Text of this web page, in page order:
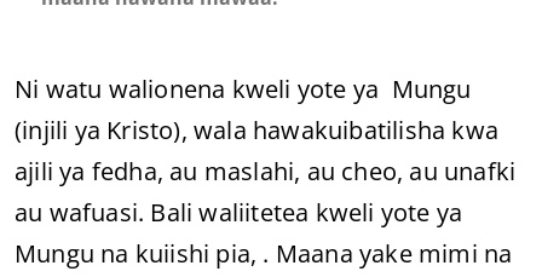
Ni watu walionena kweli yote ya Mungu
(injili ya Kristo), wala hawakuibatilisha kwa
ajili ya fedha, au maslahi, au cheo, au unafki
au wafuasi. Bali waliitetea kweli yote ya
Mungu na kuiishi pia, . Maana yake mimi na